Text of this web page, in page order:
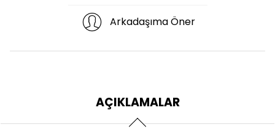
Arkadaşıma Öner
AÇIKLAMALAR